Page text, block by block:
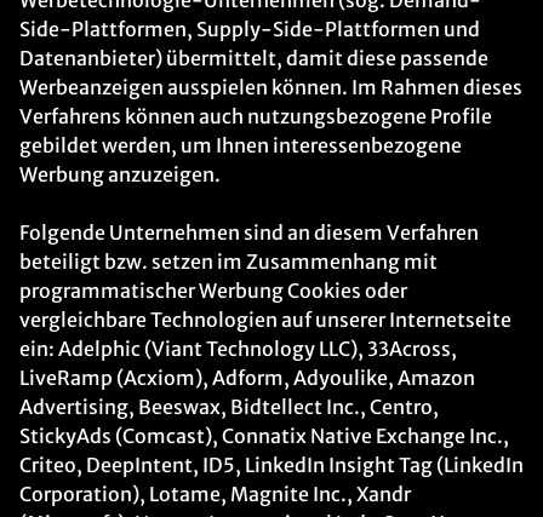
Side-Plattformen, Supply-Side-Plattformen und
Datenanbieter) übermittelt, damit diese passende
Werbeanzeigen ausspielen können. Im Rahmen dieses
Verfahrens können auch nutzungsbezogene Profile
gebildet werden, um Ihnen interessenbezogene
Werbung anzuzeigen.
Folgende Unternehmen sind an diesem Verfahren
beteiligt bzw. setzen im Zusammenhang mit
programmatischer Werbung Cookies oder
vergleichbare Technologien auf unserer Internetseite
ein: Adelphic (Viant Technology LLC), 33Across,
LiveRamp (Acxiom), Adform, Adyoulike, Amazon
Advertising, Beeswax, Bidtellect Inc., Centro,
StickyAds (Comcast), Connatix Native Exchange Inc.,
Criteo, DeepIntent, ID5, LinkedIn Insight Tag (LinkedIn
Corporation), Lotame, Magnite Inc., Xandr